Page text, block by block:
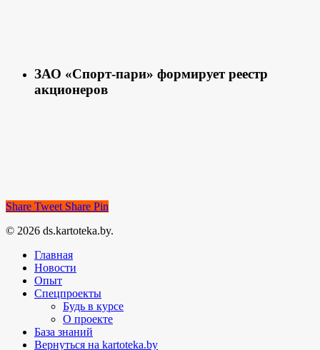
ЗАО «Спорт-пари» формирует реестр
акционеров
Share Tweet Share Pin
© 2026 ds.kartoteka.by.
Главная
Новости
Опыт
Спецпроекты
Будь в курсе
О проекте
База знаний
Вернуться на kartoteka.by